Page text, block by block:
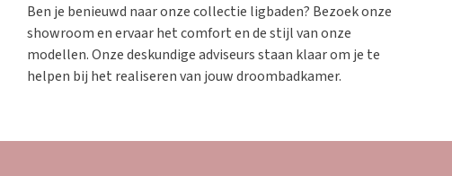
Ben je benieuwd naar onze collectie ligbaden? Bezoek onze
showroom en ervaar het comfort en de stijl van onze
modellen. Onze deskundige adviseurs staan klaar om je te
helpen bij het realiseren van jouw droombadkamer.